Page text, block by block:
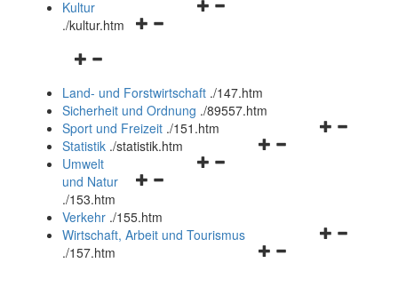
Navigationsmenü
Navigationsmenü
Kultur
./kultur.htm
Navigationsmenü
und
schließen
Land- und Forstwirtschaft ./147.htm
Sicherheit und Ordnung ./89557.htm
Navigationsmenü
Sport und Freizeit ./151.htm
Navigationsmenü
Statistik ./statistik.htm
Navigationsmenü
und
schließen
Umwelt
und Natur
./153.htm
Verkehr ./155.htm
Navigationsmenü
Wirtschaft, Arbeit und Tourismus
./157.htm